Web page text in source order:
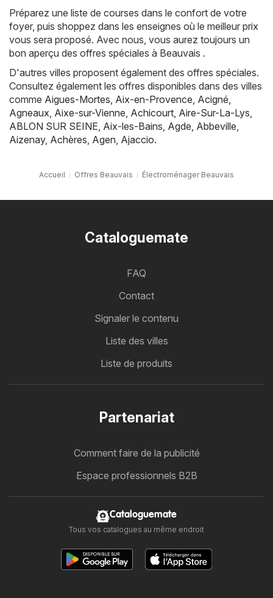
Préparez une liste de courses dans le confort de votre
foyer, puis shoppez dans les enseignes où le meilleur prix
vous sera proposé. Avec nous, vous aurez toujours un
bon aperçu des offres spéciales à Beauvais .
D'autres villes proposent également des offres spéciales.
Consultez également les offres disponibles dans des villes
comme Aigues-Mortes Aix-en-Provence Acigné
Agneaux Aixe-sur-Vienne Achicourt Aire-Sur-La-Lys
ABLON SUR SEINE Aix-les-Bains Agde Abbeville
Aizenay, Achères Agen Ajaccio.
Accueil Offres Beauvais Électroménager Beauvais
Cataloguemate
FAQ
Contact
Signaler le contenu
Liste des villes
Liste de produits
Partenariat
Comment faire de la publicité
Espace professionnels B2B
Cataloguemate
Tous vos catalogues au même endroit